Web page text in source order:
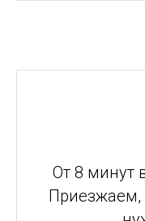
От 8 минут
Приезжаем,